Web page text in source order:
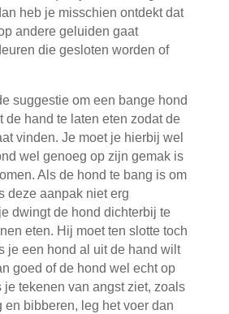
heb je misschien ontdekt dat
andere geluiden gaat
die gesloten worden of
suggestie om een bange hond
de hand te laten eten zodat de
vinden. Je moet je hierbij wel
wel genoeg op zijn gemak is
Als de hond te bang is om
deze aanpak niet erg
dwingt de hond dichterbij te
eten. Hij moet ten slotte toch
je een hond al uit de hand wilt
goed of de hond wel echt op
je tekenen van angst ziet, zoals
en bibberen, leg het voer dan